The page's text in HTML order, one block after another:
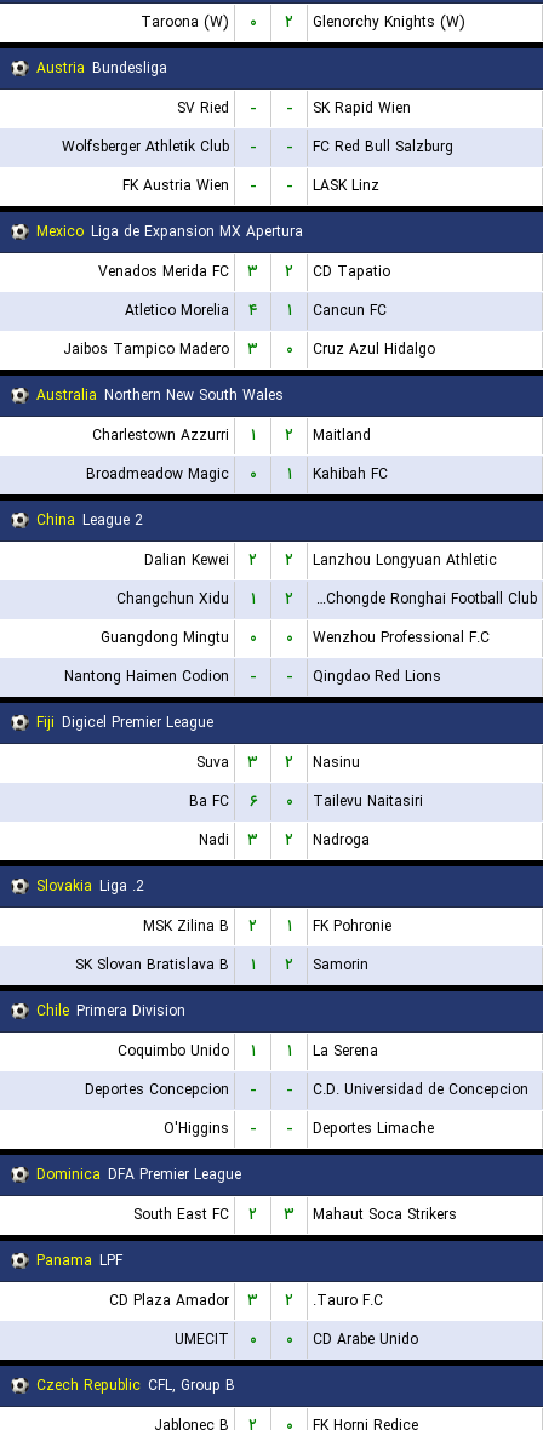
Taroona (W)
۰ ۲
Glenorchy Knights (W)
Austria Bundesliga
SV Ried
- -
SK Rapid Wien
Wolfsberger Athletik Club
- -
FC Red Bull Salzburg
FK Austria Wien
- -
LASK Linz
Mexico Liga de Expansion MX Apertura
Venados Merida FC
۳ ۲
CD Tapatio
Atletico Morelia
۴ ۱
Cancun FC
Jaibos Tampico Madero
۳ ۰
Cruz Azul Hidalgo
Australia Northern New South Wales
Charlestown Azzurri
۱ ۲
Maitland
Broadmeadow Magic
۰ ۱
Kahibah FC
China League 2
Dalian Kewei
۲ ۲
Lanzhou Longyuan Athletic
Changchun Xidu
۱ ۲
Shanxi Chongde Ronghai Football Club
Guangdong Mingtu
۰ ۰
Wenzhou Professional F.C
Nantong Haimen Codion
- -
Qingdao Red Lions
Fiji Digicel Premier League
Suva
۳ ۲
Nasinu
Ba FC
۶ ۰
Tailevu Naitasiri
Nadi
۳ ۲
Nadroga
Slovakia
2. Liga
MSK Zilina B
۲ ۱
FK Pohronie
SK Slovan Bratislava B
۱ ۲
Samorin
Chile Primera Division
Coquimbo Unido
۱ ۱
La Serena
Deportes Concepcion
- -
C.D. Universidad de Concepcion
O'Higgins
- -
Deportes Limache
Dominica DFA Premier League
South East FC
۲ ۳
Mahaut Soca Strikers
Panama LPF
CD Plaza Amador
۳ ۲
Tauro F.C.
UMECIT
۰ ۰
CD Arabe Unido
Czech Republic CFL, Group B